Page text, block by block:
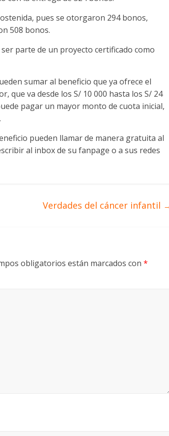
pues se otorgaron 294 bonos,
508 bonos.
parte de un proyecto certificado como
sumar al beneficio que ya ofrece el
que va desde los S/ 10 000 hasta los S/ 24
pagar un mayor monto de cuota inicial,
pueden llamar de manera gratuita al
al inbox de su fanpage o a sus redes
Verdades del cáncer infantil
obligatorios están marcados con *